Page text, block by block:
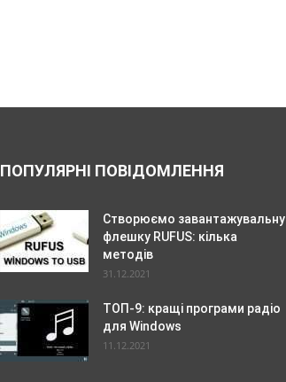
ПОПУЛЯРНІ ПОВІДОМЛЕННЯ
Створюємо завантажувальну
флешку RUFUS: кілька
методів
31.12.2021
ТОП-9: кращі програми радіо
для Windows
11.12.2021